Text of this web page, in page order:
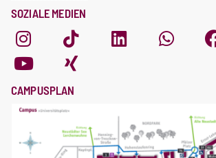
SOZIALE MEDIEN
CAMPUSPLAN